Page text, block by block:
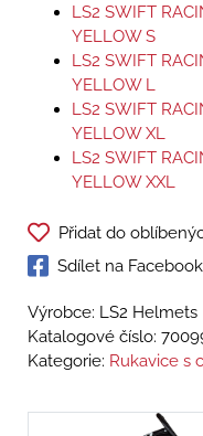
LS2 SWIFT
YELLOW S
LS2 SWIFT
YELLOW L
LS2 SWIFT
YELLOW XL
LS2 SWIFT
YELLOW XXL
Přidat do
Sdílet na
Výrobce: LS2 Helmets
Katalogové číslo:
Kategorie: Rukavice s